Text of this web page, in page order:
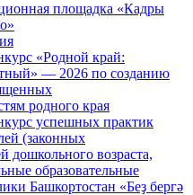
площадка «Кадры
«Родной край:
— 2026 по созданию
родного края
успешных практик
(законных
дошкольного возраста,
образовательные
Башкортостан «Беҙ бергә